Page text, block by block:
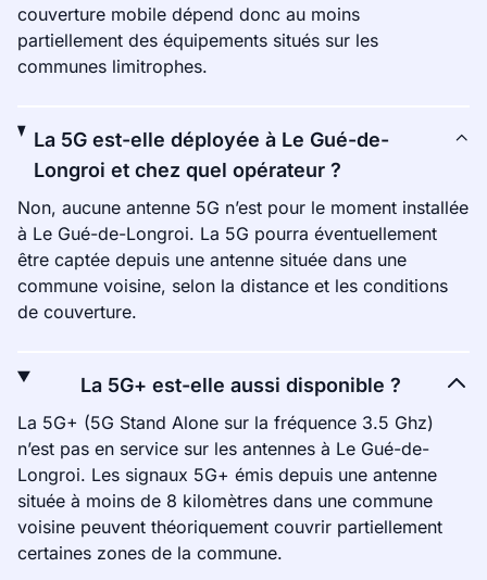
couverture mobile dépend donc au moins
partiellement des équipements situés sur les
communes limitrophes.
La 5G est-elle déployée à Le Gué-de-
Longroi et chez quel opérateur ?
Non, aucune antenne 5G n’est pour le moment installée
à Le Gué-de-Longroi. La 5G pourra éventuellement
être captée depuis une antenne située dans une
commune voisine, selon la distance et les conditions
de couverture.
La 5G+ est-elle aussi disponible ?
La 5G+ (5G Stand Alone sur la fréquence 3.5 Ghz)
n’est pas en service sur les antennes à Le Gué-de-
Longroi. Les signaux 5G+ émis depuis une antenne
située à moins de 8 kilomètres dans une commune
voisine peuvent théoriquement couvrir partiellement
certaines zones de la commune.